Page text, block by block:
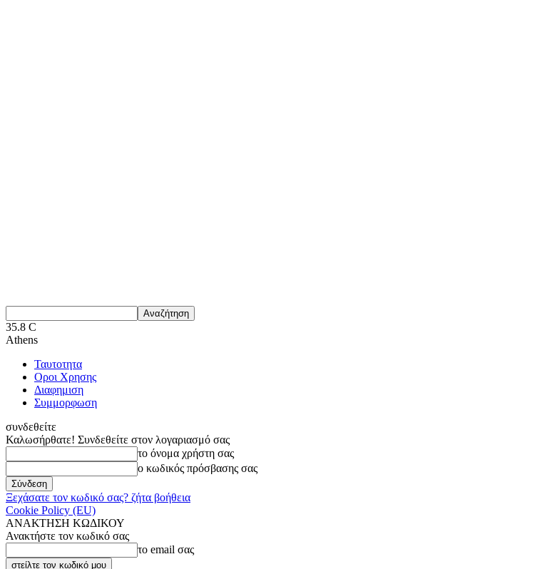
35.8 C
Athens
Ταυτοτητα
Οροι Χρησης
Διαφημιση
Συμμορφωση
συνδεθείτε
Καλωσήρθατε! Συνδεθείτε στον λογαριασμό σας
το όνομα χρήστη σας
ο κωδικός πρόσβασης σας
Ξεχάσατε τον κωδικό σας? ζήτα βοήθεια
Cookie Policy (EU)
ΑΝΑΚΤΗΣΗ ΚΩΔΙΚΟΥ
Ανακτήστε τον κωδικό σας
το email σας